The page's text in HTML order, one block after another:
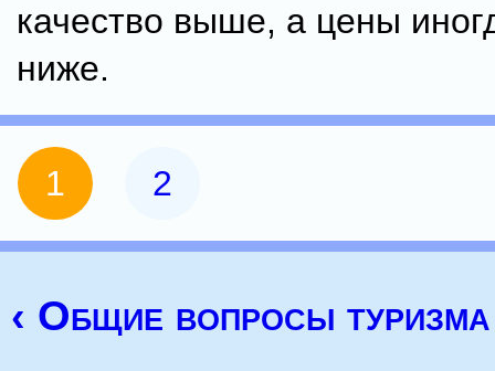
качество выше, а цены
ниже.
1 2
‹ Общие вопросы туризма